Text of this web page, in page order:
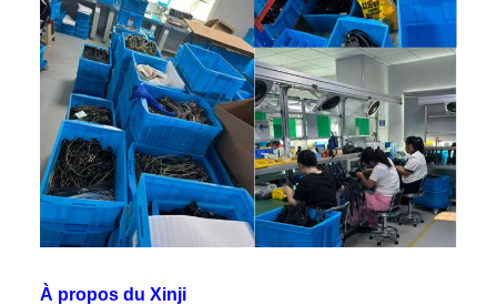
À propos du Xinji